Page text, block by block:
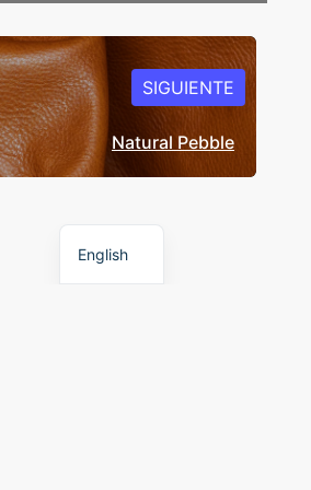
SIGUIENTE
Natural Pebble
English